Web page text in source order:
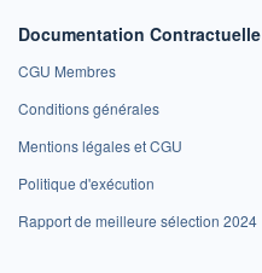
Documentation Contractuelle
CGU Membres
Conditions générales
Mentions légales et CGU
Politique d'exécution
Rapport de meilleure sélection 2024